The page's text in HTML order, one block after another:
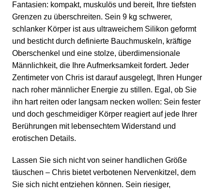
Fantasien: kompakt, muskulös und bereit, Ihre tiefsten
Grenzen zu überschreiten. Sein 9 kg schwerer,
schlanker Körper ist aus ultraweichem Silikon geformt
und besticht durch definierte Bauchmuskeln, kräftige
Oberschenkel und eine stolze, überdimensionale
Männlichkeit, die Ihre Aufmerksamkeit fordert. Jeder
Zentimeter von Chris ist darauf ausgelegt, Ihren Hunger
nach roher männlicher Energie zu stillen. Egal, ob Sie
ihn hart reiten oder langsam necken wollen: Sein fester
und doch geschmeidiger Körper reagiert auf jede Ihrer
Berührungen mit lebensechtem Widerstand und
erotischen Details.
Lassen Sie sich nicht von seiner handlichen Größe
täuschen – Chris bietet verbotenen Nervenkitzel, dem
Sie sich nicht entziehen können. Sein riesiger,